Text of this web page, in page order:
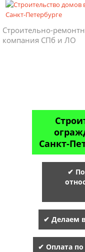
Строительно-
компания СПб и ЛО
Санкт-
✔
✔ Делаем
✔ Оплата